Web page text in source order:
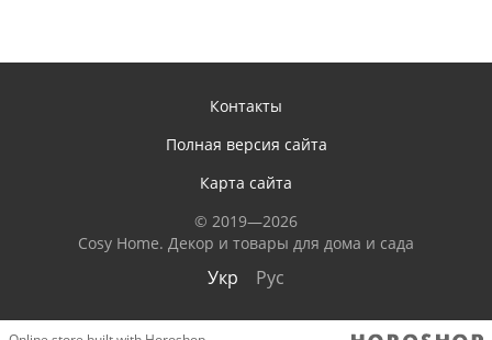
Контакты
Полная версия сайта
Карта сайта
© 2019—2026
Сosy Home. Декор и товары для дома и сада
Укр Рус